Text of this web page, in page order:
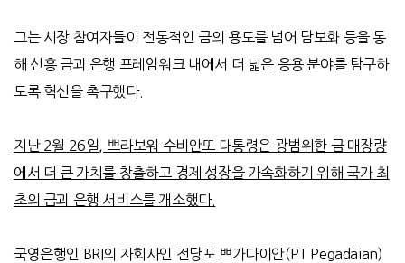
그는 시장 참여자들이 전통적인 금의 용도를 넘어 담보화 등을 통
해 신흥 금괴 은행 프레임워크 내에서 더 넓은 응용 분야를 탐구하
도록 혁신을 촉구했다.
지난 2월 26일, 쁘라보워 수비안또 대통령은 광범위한 금 매장량
에서 더 큰 가치를 창출하고 경제 성장을 가속화하기 위해 국가 최
초의 금괴 은행 서비스를 개소했다.
국영은행인 BRI의 자회사인 전당포 쁘가다이안(PT Pegadaian)